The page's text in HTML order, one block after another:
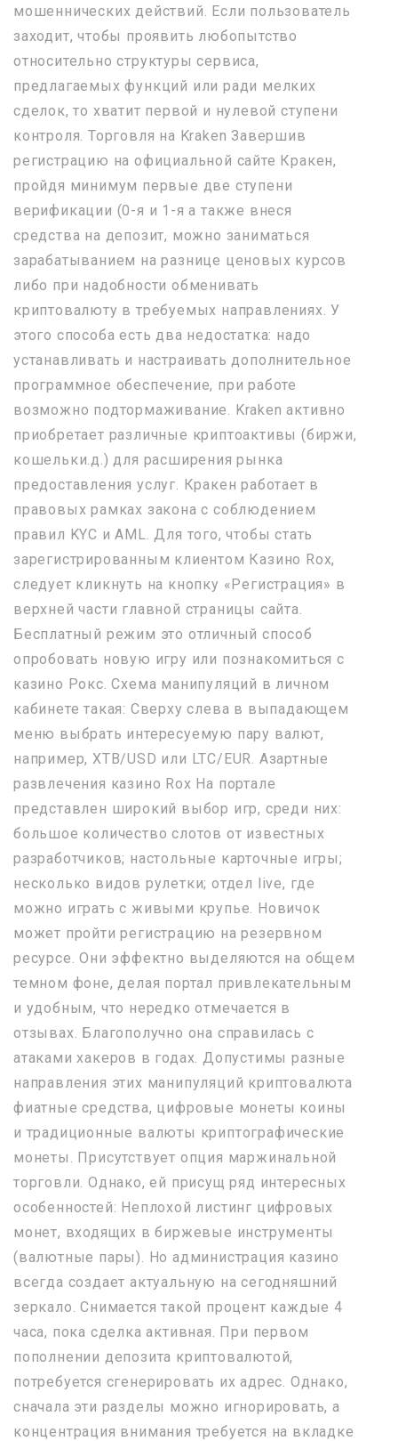
мошеннических действий. Если пользователь
заходит, чтобы проявить любопытство
относительно структуры сервиса,
предлагаемых функций или ради мелких
сделок, то хватит первой и нулевой ступени
контроля. Торговля на Kraken Завершив
регистрацию на официальной сайте Кракен,
пройдя минимум первые две ступени
верификации (0-я и 1-я а также внеся
средства на депозит, можно заниматься
зарабатыванием на разнице ценовых курсов
либо при надобности обменивать
криптовалюту в требуемых направлениях. У
этого способа есть два недостатка: надо
устанавливать и настраивать дополнительное
программное обеспечение, при работе
возможно подтормаживание. Kraken активно
приобретает различные криптоактивы (биржи,
кошельки.д.) для расширения рынка
предоставления услуг. Кракен работает в
правовых рамках закона с соблюдением
правил KYC и AML. Для того, чтобы стать
зарегистрированным клиентом Казино Rox,
следует кликнуть на кнопку «Регистрация» в
верхней части главной страницы сайта.
Бесплатный режим это отличный способ
опробовать новую игру или познакомиться с
казино Рокс. Схема манипуляций в личном
кабинете такая: Сверху слева в выпадающем
меню выбрать интересуемую пару валют,
например, XTB/USD или LTC/EUR. Азартные
развлечения казино Rox На портале
представлен широкий выбор игр, среди них:
большое количество слотов от известных
разработчиков; настольные карточные игры;
несколько видов рулетки; отдел live, где
можно играть с живыми крупье. Новичок
может пройти регистрацию на резервном
ресурсе. Они эффектно выделяются на общем
темном фоне, делая портал привлекательным
и удобным, что нередко отмечается в
отзывах. Благополучно она справилась с
атаками хакеров в годах. Допустимы разные
направления этих манипуляций криптовалюта
фиатные средства, цифровые монеты коины
и традиционные валюты криптографические
монеты. Присутствует опция маржинальной
торговли. Однако, ей присущ ряд интересных
особенностей: Неплохой листинг цифровых
монет, входящих в биржевые инструменты
(валютные пары). Но администрация казино
всегда создает актуальную на сегодняшний
зеркало. Снимается такой процент каждые 4
часа, пока сделка активная. При первом
пополнении депозита криптовалютой,
потребуется сгенерировать их адрес. Однако,
сначала эти разделы можно игнорировать, а
концентрация внимания требуется на вкладке